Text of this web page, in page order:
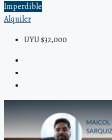
Imperdible
Alquiler
UYU $32,000